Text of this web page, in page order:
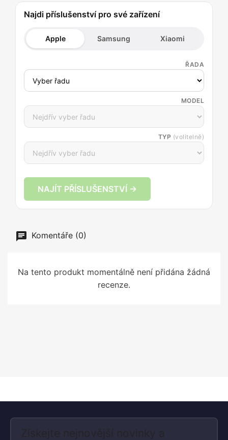
Najdi příslušenství pro své zařízení
Apple Samsung Xiaomi
ŘADA
MODEL
TYP (volitelně)
NAJÍT PŘÍSLUŠENSTVÍ →
Komentáře (0)
Na tento produkt momentálně není přidána žádná
recenze.
Získejte nejnovější novinky a